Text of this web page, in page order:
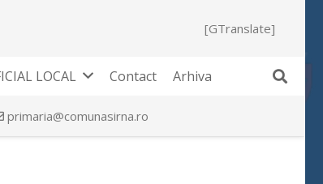
[GTranslate]
LOCAL Contact Arhiva
primaria@comunasirna.ro